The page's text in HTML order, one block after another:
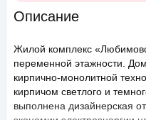
Описание
Жилой комплекс
переменной этажности.
кирпично-монолитной
кирпичом светлого и
выполнена дизайнерская